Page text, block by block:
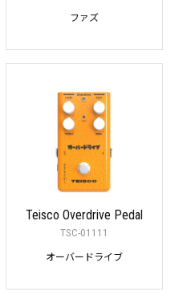
ファズ
Teisco Overdrive Pedal
TSC-01111
オーバードライブ